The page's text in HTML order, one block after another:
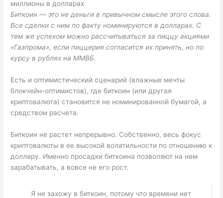
миллионы в долларах
Биткоин — это не деньги в привычном смысле этого слова.
Все сделки с ним по факту номинируются в долларах. С
тем же успехом можно рассчитываться за пиццу акциями
«Газпрома», если пиццерия согласится их принять, но по
курсу в рублях на ММВБ.
Есть и оптимистический сценарий (влажные мечты
блокчейн-оптимистов), где биткоин (или другая
криптовалюта) становится не номинированной бумагой, а
средством расчета.
Биткоин не растет непрерывно. Собственно, весь фокус
криптовалюты в ее высокой волатильности по отношению к
доллару. Именно просадки биткоина позволяют на нем
зарабатывать, а вовсе не его рост.
Я не захожу в биткоин, потому что времени нет